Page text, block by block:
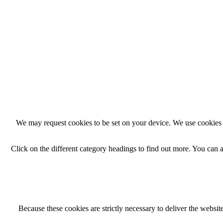
We may request cookies to be set on your device. We use
Click on the different category headings to find out more. You can
Because these cookies are strictly necessary to deliver the